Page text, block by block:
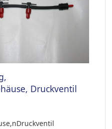
Druckventil